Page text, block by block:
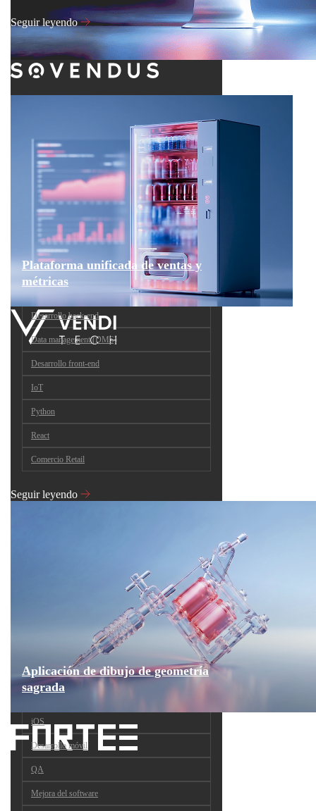
Seguir leyendo
Plataforma unificada de ventas y
métricas
Desarrollo back-end
Data management (DMS)
Desarrollo front-end
IoT
Python
React
Comercio Retail
Seguir leyendo
Aplicación de dibujo de geometría
sagrada
iOS
Desarrollo móvil
QA
Mejora del software